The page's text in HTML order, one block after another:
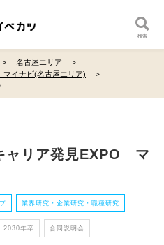
検索
名古屋エリア
イナビ(名古屋エリア)
ャリア発見EXPO マ
業界研究・企業研究・職種研究
2030年卒 合同説明会